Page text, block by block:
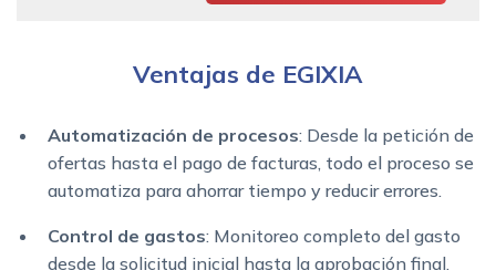
Ventajas de EGIXIA
Automatización de procesos: Desde la petición de
ofertas hasta el pago de facturas, todo el proceso se
automatiza para ahorrar tiempo y reducir errores.
Control de gastos: Monitoreo completo del gasto
desde la solicitud inicial hasta la aprobación final,